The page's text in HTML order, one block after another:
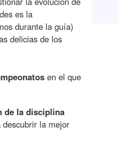
es la
durante la guía)
delicias de los
en el que
de la disciplina
la mejor